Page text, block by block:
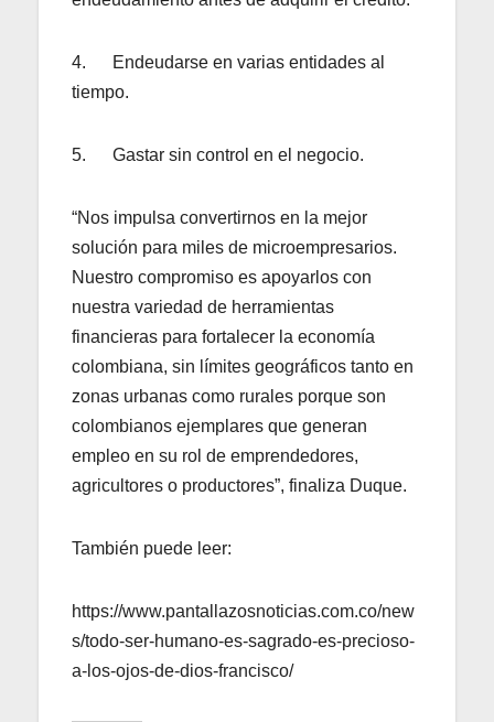
4. Endeudarse en varias entidades al
tiempo.
5. Gastar sin control en el negocio.
“Nos impulsa convertirnos en la mejor
solución para miles de microempresarios.
Nuestro compromiso es apoyarlos con
nuestra variedad de herramientas
financieras para fortalecer la economía
colombiana, sin límites geográficos tanto en
zonas urbanas como rurales porque son
colombianos ejemplares que generan
empleo en su rol de emprendedores,
agricultores o productores”, finaliza Duque.
También puede leer:
https://www.pantallazosnoticias.com.co/new
s/todo-ser-humano-es-sagrado-es-precioso-
a-los-ojos-de-dios-francisco/